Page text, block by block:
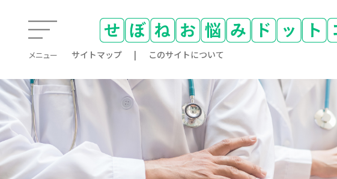
メニュー サイトマップ このサイトについて